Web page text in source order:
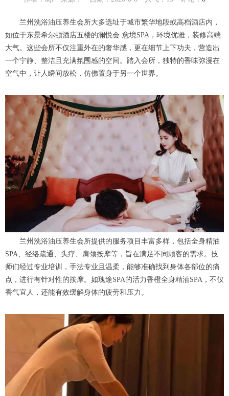
兰州洗浴油压养生会所大多选址于城市繁华地段或高档酒店内，
如位于东景希尔顿酒店五楼的澜悦会·愈境SPA，环境优雅，装修高端
大气。这些会所不仅注重外在的奢华感，更在细节上下功夫，营造出
一个宁静、整洁且充满氛围感的空间。踏入会所，独特的香味弥漫在
空气中，让人瞬间放松，仿佛置身于另一个世界。
兰州洗浴油压养生会所提供的服务项目丰富多样，包括全身精油
SPA、经络疏通、头疗、肩颈按摩等，旨在满足不同顾客的需求。技
师们经过专业培训，手法专业且温柔，能够准确找到身体各部位的痛
点，进行有针对性的按摩。如瑰途SPA的活力香橙全身精油SPA，不仅
香气宜人，还能有效缓解身体的疲劳和压力。